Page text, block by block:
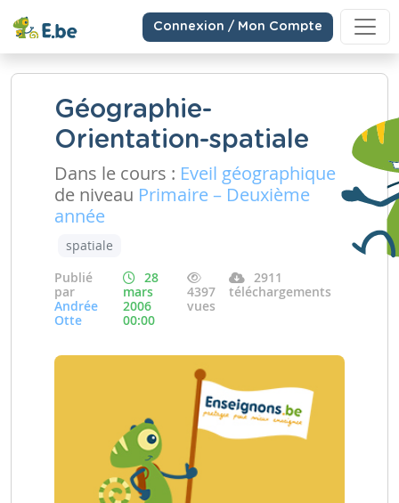
Connexion / Mon Compte
Géographie-
Orientation-spatiale
Dans le cours : Eveil géographique
de niveau Primaire – Deuxième
année
spatiale
Publié
par
Andrée
Otte
28
mars
2006
00:00
4397
vues
2911
téléchargements